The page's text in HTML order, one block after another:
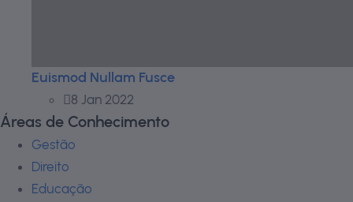
Euismod Nullam Fusce
8 Jan 2022
Áreas de Conhecimento
Gestão
Direito
Educação